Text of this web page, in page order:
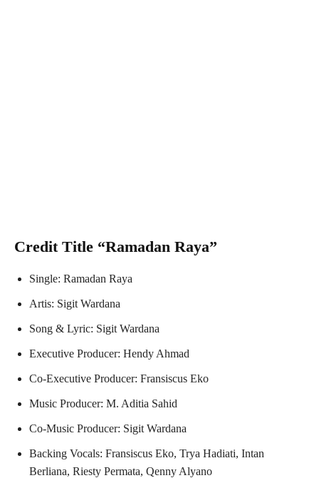
Credit Title “Ramadan Raya”
Single: Ramadan Raya
Artis: Sigit Wardana
Song & Lyric: Sigit Wardana
Executive Producer: Hendy Ahmad
Co-Executive Producer: Fransiscus Eko
Music Producer: M. Aditia Sahid
Co-Music Producer: Sigit Wardana
Backing Vocals: Fransiscus Eko, Trya Hadiati, Intan
Berliana, Riesty Permata, Qenny Alyano